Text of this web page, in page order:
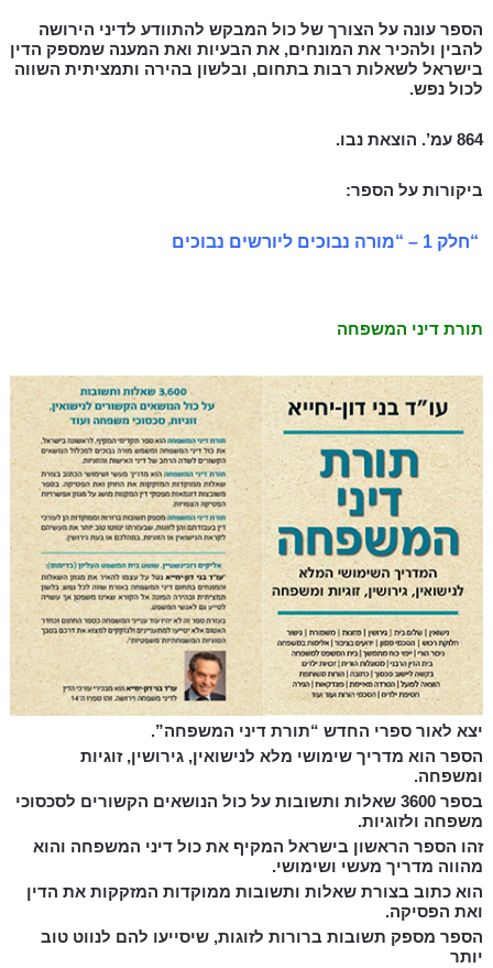
הספר עונה על הצורך של כול המבקש להתוודע לדיני הירושה
להבין ולהכיר את המונחים, את הבעיות ואת המענה שמספק הדין
בישראל לשאלות רבות בתחום, ובלשון בהירה ותמציתית השווה
לכול נפש.
864 עמ’. הוצאת נבו.
ביקורות על הספר:
“חלק 1 – “מורה נבוכים ליורשים נבוכים
תורת דיני המשפחה
יצא לאור ספרי החדש “תורת דיני המשפחה”.
הספר הוא מדריך שימושי מלא לנישואין, גירושין, זוגיות
ומשפחה.
בספר 3600 שאלות ותשובות על כול הנושאים הקשורים לסכסוכי
משפחה ולזוגיות.
זהו הספר הראשון בישראל המקיף את כול דיני המשפחה והוא
מהווה מדריך מעשי ושימושי.
הוא כתוב בצורת שאלות ותשובות ממוקדות המזקקות את הדין
ואת הפסיקה.
הספר מספק תשובות ברורות לזוגות, שיסייעו להם לנווט טוב
יותר